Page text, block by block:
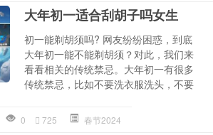
大年初一适合刮胡子吗女生
初一能剃胡须吗? 网友纷纷困惑，到底
大年初一能不能剃胡须？对此，我们来
看看相关的传统禁忌。大年初一有很多
传统禁忌，比如不要洗衣服洗头，不要
0 725 春节2024